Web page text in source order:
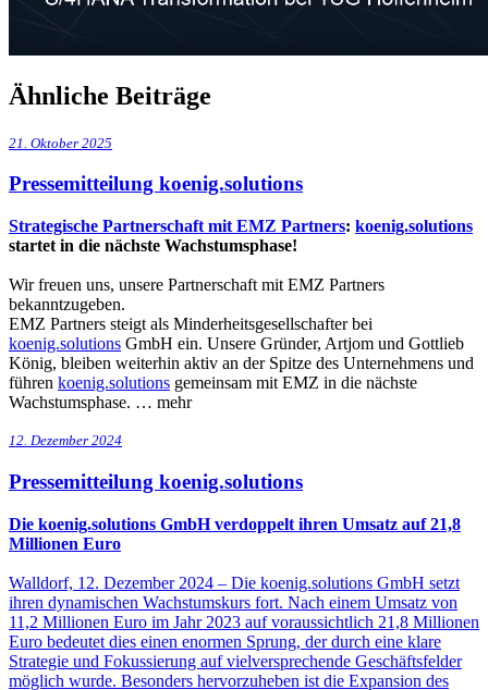
Ähnliche Beiträge
21. Oktober 2025
Pressemitteilung koenig.solutions
Strategische Partnerschaft mit EMZ Partners: koenig.solutions
startet in die nächste Wachstumsphase!
Wir freuen uns, unsere Partnerschaft mit EMZ Partners
bekanntzugeben.
EMZ Partners steigt als Minderheitsgesellschafter bei
koenig.solutions GmbH ein. Unsere Gründer, Artjom und Gottlieb
König, bleiben weiterhin aktiv an der Spitze des Unternehmens und
führen koenig.solutions gemeinsam mit EMZ in die nächste
Wachstumsphase. … mehr
12. Dezember 2024
Pressemitteilung koenig.solutions
Die koenig.solutions GmbH verdoppelt ihren Umsatz auf 21,8
Millionen Euro
Walldorf, 12. Dezember 2024 – Die koenig.solutions GmbH setzt
ihren dynamischen Wachstumskurs fort. Nach einem Umsatz von
11,2 Millionen Euro im Jahr 2023 auf voraussichtlich 21,8 Millionen
Euro bedeutet dies einen enormen Sprung, der durch eine klare
Strategie und Fokussierung auf vielversprechende Geschäftsfelder
möglich wurde. Besonders hervorzuheben ist die Expansion des